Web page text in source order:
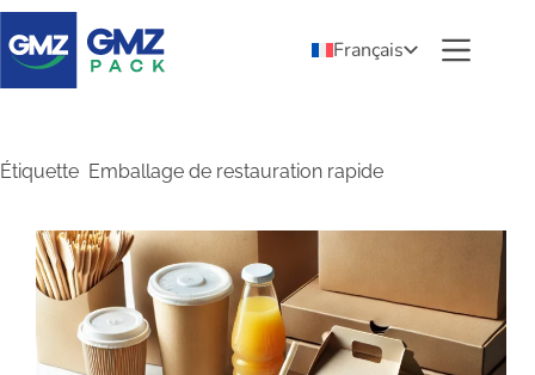
Français
Étiquette Emballage de restauration rapide